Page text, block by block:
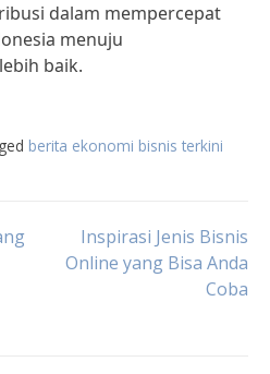
dalam mempercepat
menuju
baik.
berita ekonomi bisnis terkini
Inspirasi Jenis Bisnis
Online yang Bisa Anda
Coba